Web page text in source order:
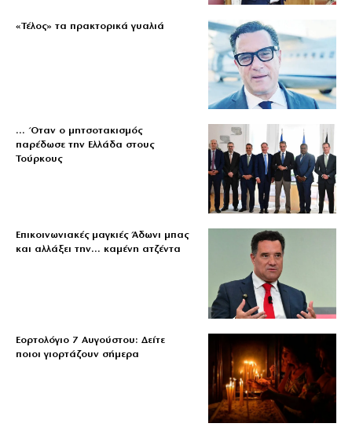
«Τέλος» τα πρακτορικά γυαλιά
… Όταν ο μητσοτακισμός
παρέδωσε την Ελλάδα στους
Τούρκους
Επικοινωνιακές μαγκιές Άδωνι μπας
και αλλάξει την… καμένη ατζέντα
Εορτολόγιο 7 Αυγούστου: Δείτε
ποιοι γιορτάζουν σήμερα